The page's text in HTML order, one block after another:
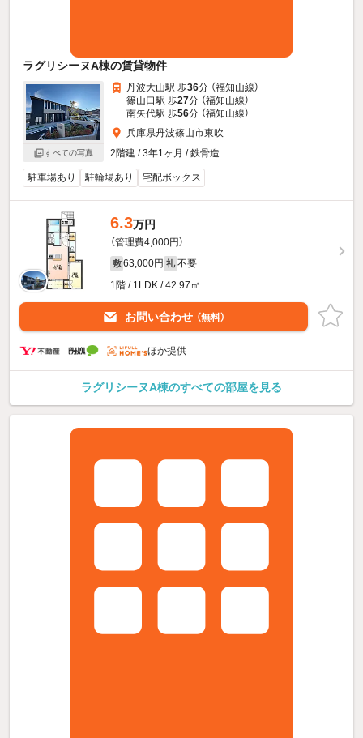
ラグリシーヌA棟の賃貸物件
すべての写真
丹波大山駅 歩36分 （福知山線）
篠山口駅 歩27分 （福知山線）
南矢代駅 歩56分 （福知山線）
兵庫県丹波篠山市東吹
2階建 / 3年1ヶ月 / 鉄骨造
駐車場あり 駐輪場あり 宅配ボックス
6.3万円
（管理費4,000円）
敷 63,000円 礼 不要
1階 / 1LDK / 42.97㎡
お問い合わせ （無料）
ほか提供
ラグリシーヌA棟のすべての部屋を見る